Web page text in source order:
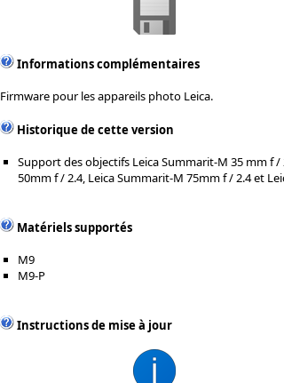
Informations complémentaires
Firmware pour les appareils photo Leica.
Historique de cette version
Support des objectifs Leica Summarit-M 35 mm f /
50mm f / 2.4, Leica Summarit-M 75mm f / 2.4 et
Matériels supportés
M9
M9-P
Instructions de mise à jour